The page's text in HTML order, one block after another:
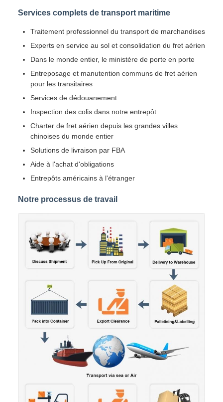
Services complets de transport maritime
Traitement professionnel du transport de marchandises
Experts en service au sol et consolidation du fret aérien
Dans le monde entier, le ministère de porte en porte
Entreposage et manutention communs de fret aérien
pour les transitaires
Services de dédouanement
Inspection des colis dans notre entrepôt
Charter de fret aérien depuis les grandes villes
chinoises du monde entier
Solutions de livraison par FBA
Aide à l'achat d'obligations
Entrepôts américains à l'étranger
Notre processus de travail